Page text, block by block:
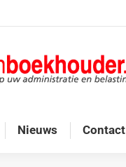
Nieuws Contact
Onze doelgroep